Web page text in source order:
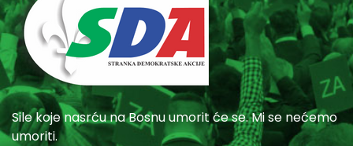
Sile koje nasrću na Bosnu umorit će se. Mi se nećemo
umoriti.